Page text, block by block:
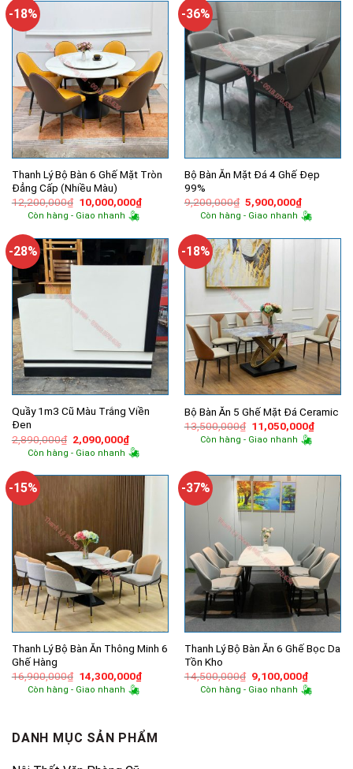
6,100,000₫.
-18%
Thanh Lý Bộ Bàn 6 Ghế Mặt Tròn
Đẳng Cấp (Nhiều Màu)
12,200,000₫ Giá
gốc
là:
10,000,000₫Giá
hiện
10,000,000₫.
Còn hàng - Giao nhanh
-36%
Bộ Bàn Ăn Mặt Đá 4 Ghế Đẹp
99%
9,200,000₫ Giá
gốc
là:
5,900,000₫Giá
hiện
tại
Còn hàng - Giao nhanh
-28%
Quầy 1m3 Cũ Màu Trắng Viền
Đen
2,890,000₫ Giá
gốc
là:
2,090,000₫Giá
hiện
tại
2,090,000₫.
Còn hàng - Giao nhanh
-18%
Bộ Bàn Ăn 5 Ghế Mặt Đá Ceramic
13,500,000₫ Giá
gốc
là:
11,050,000₫Giá
hiện
Còn hàng - Giao nhanh
-15%
Thanh Lý Bộ Bàn Ăn Thông Minh 6
Ghế Hàng
16,900,000₫ Giá
gốc
là:
14,300,000₫Giá
hiện
Còn hàng - Giao nhanh
-37%
Thanh Lý Bộ Bàn Ăn 6 Ghế Bọc Da
Tồn Kho
14,500,000₫ Giá
gốc
là:
9,100,000₫Giá
hiện
tại
Còn hàng - Giao nhanh
DANH MỤC SẢN PHẨM